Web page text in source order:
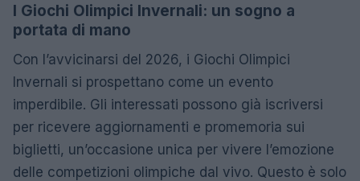
I Giochi Olimpici Invernali: un sogno a
portata di mano
Con l’avvicinarsi del 2026, i Giochi Olimpici
Invernali si prospettano come un evento
imperdibile. Gli interessati possono già iscriversi
per ricevere aggiornamenti e promemoria sui
biglietti, un’occasione unica per vivere l’emozione
delle competizioni olimpiche dal vivo. Questo è solo